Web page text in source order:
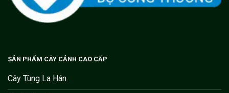
SẢN PHẨM CÂY CẢNH CAO CẤP
Cây Tùng La Hán